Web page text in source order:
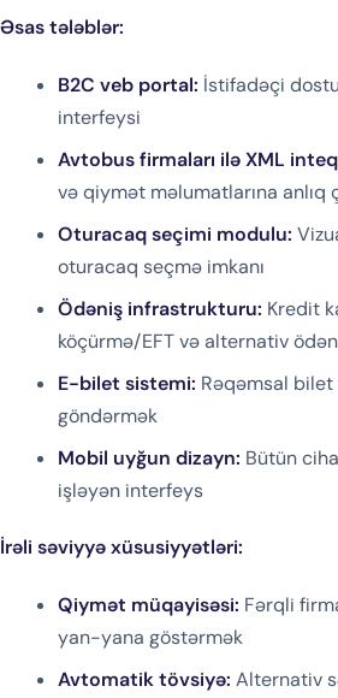
Əsas tələblər:
B2C veb portal: İstifadəçi
interfeysi
Avtobus firmaları ilə XML
və qiymət məlumatlarına anlıq
Oturacaq seçimi modulu:
oturacaq seçmə imkanı
Ödəniş infrastrukturu: Kredit
köçürmə/EFT və alternativ
E-bilet sistemi: Rəqəmsal
göndərmək
Mobil uyğun dizayn: Bütün
işləyən interfeys
İrəli səviyyə xüsusiyyətləri:
Qiymət müqayisəsi: Fərqli
yan-yana göstərmək
Avtomatik tövsiyə: Alternativ